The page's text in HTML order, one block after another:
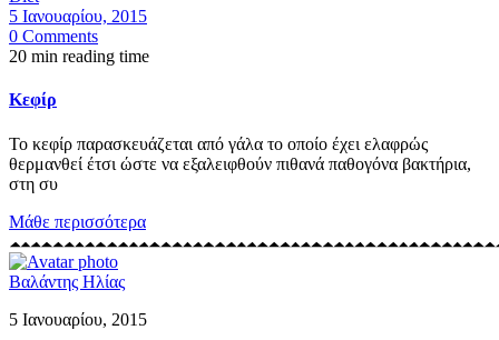
5 Ιανουαρίου, 2015
0 Comments
20 min reading time
Κεφίρ
Το κεφίρ παρασκευάζεται από γάλα το οποίο έχει ελαφρώς
θερμανθεί έτσι ώστε να εξαλειφθούν πιθανά παθογόνα βακτήρια,
στη συ
Μάθε περισσότερα
Βαλάντης Ηλίας
5 Ιανουαρίου, 2015